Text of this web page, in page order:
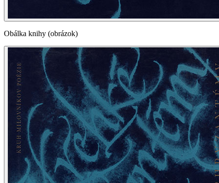
Obálka knihy (obrázok)